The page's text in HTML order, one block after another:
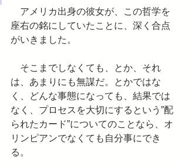
アメリカ出身の彼女が、この哲学を
座右の銘にしていたことに、深く合点
がいきました。
そこまでしなくても、とか、それ
は、あまりにも無謀だ。とかではな
く、どんな事態になっても、結果では
なく、プロセスを大切にするという”配
られたカード”についてのことなら、オ
リンピアンでなくても自分事にでき
る。